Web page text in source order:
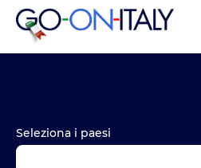
Seleziona i paesi